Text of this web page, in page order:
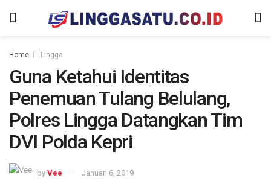
Home Lingga
Guna Ketahui Identitas
Penemuan Tulang Belulang,
Polres Lingga Datangkan Tim
DVI Polda Kepri
by Vee Januari 6, 2019